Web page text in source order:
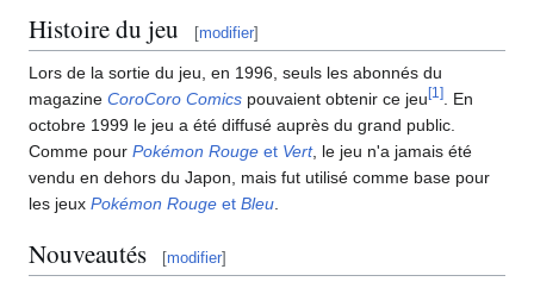
Histoire du jeu [modifier]
Lors de la sortie du jeu, en 1996, seuls les abonnés du
magazine CoroCoro Comics pouvaient obtenir ce jeu [1 ]
. En
octobre 1999 le jeu a été diffusé auprès du grand public.
Comme pour Pokémon Rouge et Vert, le jeu n'a jamais été
vendu en dehors du Japon, mais fut utilisé comme base pour
les jeux Pokémon Rouge et Bleu
Nouveautés [modifier]